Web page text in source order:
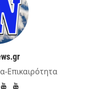
Επικαιρότητα